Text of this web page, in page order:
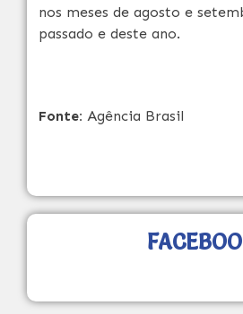
nos meses de agosto e
passado e deste ano.
Fonte: Agência Brasil